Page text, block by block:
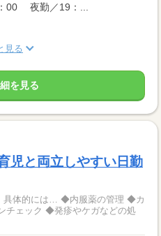
00 夜勤／19：...
見る
を見る
児と両立しやすい日勤
チェック ◆発疹やケガなどの処